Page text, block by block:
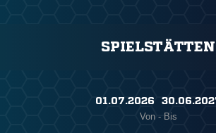
SPIELSTÄTTEN
01.07.2026
Von - Bis